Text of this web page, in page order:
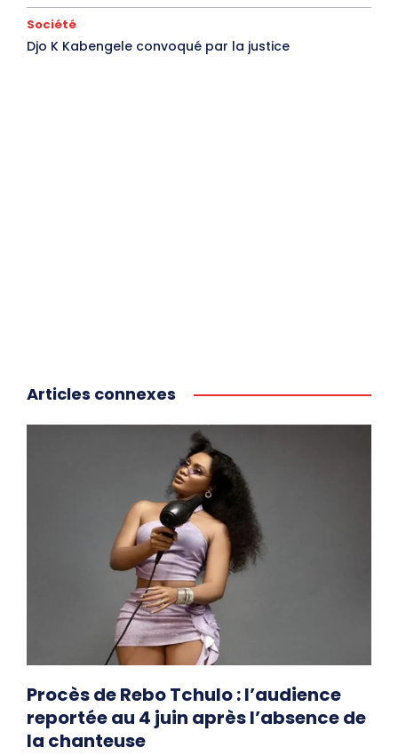
Société
Djo K Kabengele convoqué par la justice
Articles connexes
Procès de Rebo Tchulo : l’audience
reportée au 4 juin après l’absence de
la chanteuse